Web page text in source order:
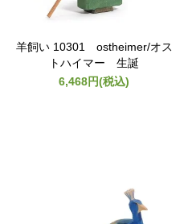
羊飼い 10301 ostheimer/オス
トハイマー 生誕
6,468円(税込)